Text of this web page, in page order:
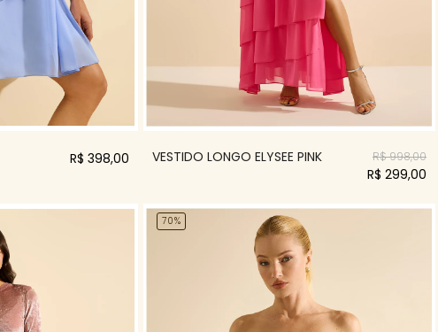
R$ 398,00 VESTIDO LONGO ELYSEE PINK R$ 998,00
R$ 299,00
70%